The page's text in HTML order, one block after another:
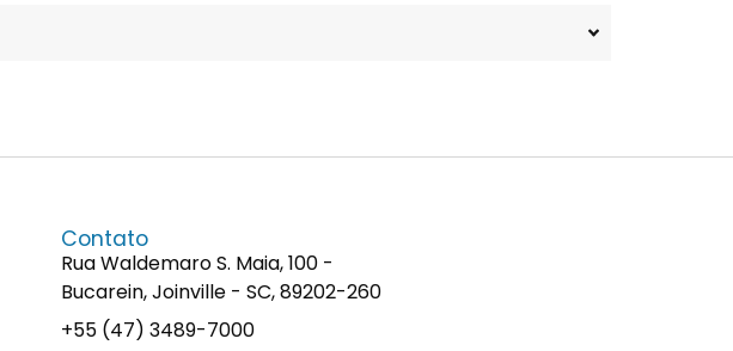
Contato
Rua Waldemaro S. Maia, 100 -
Bucarein, Joinville - SC, 89202-260
+55 (47) 3489-7000